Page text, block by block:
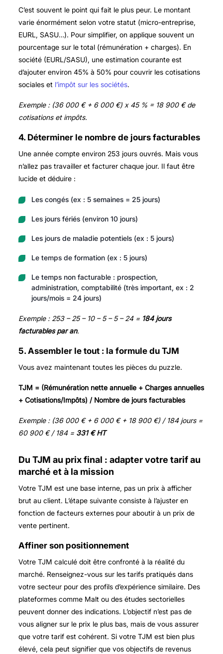
C’est souvent le point qui fait le plus peur. Le montant
varie énormément selon votre statut (micro-entreprise,
EURL, SASU…). Pour simplifier, on applique souvent un
pourcentage sur le total (rémunération + charges). En
société (EURL/SASU), une estimation courante est
d’ajouter environ 45% à 50% pour couvrir les cotisations
sociales et l’impôt sur les sociétés.
Exemple : (36 000 € + 6 000 €) x 45 % = 18 900 € de
cotisations et impôts.
4. Déterminer le nombre de jours facturables
Une année compte environ 253 jours ouvrés. Mais vous
n’allez pas travailler et facturer chaque jour. Il faut être
lucide et déduire :
Les congés (ex : 5 semaines = 25 jours)
Les jours fériés (environ 10 jours)
Les jours de maladie potentiels (ex : 5 jours)
Le temps de formation (ex : 5 jours)
Le temps non facturable : prospection,
administration, comptabilité (très important, ex : 2
jours/mois = 24 jours)
Exemple : 253 – 25 – 10 – 5 – 5 – 24 = 184 jours
facturables par an.
5. Assembler le tout : la formule du TJM
Vous avez maintenant toutes les pièces du puzzle.
TJM = (Rémunération nette annuelle + Charges annuelles
+ Cotisations/Impôts) / Nombre de jours facturables
Exemple : (36 000 € + 6 000 € + 18 900 €) / 184 jours =
60 900 € / 184 = 331 € HT
Du TJM au prix final : adapter votre tarif au
marché et à la mission
Votre TJM est une base interne, pas un prix à afficher
brut au client. L’étape suivante consiste à l’ajuster en
fonction de facteurs externes pour aboutir à un prix de
vente pertinent.
Affiner son positionnement
Votre TJM calculé doit être confronté à la réalité du
marché. Renseignez-vous sur les tarifs pratiqués dans
votre secteur pour des profils d’expérience similaire. Des
plateformes comme Malt ou des études sectorielles
peuvent donner des indications. L’objectif n’est pas de
vous aligner sur le prix le plus bas, mais de vous assurer
que votre tarif est cohérent. Si votre TJM est bien plus
élevé, cela peut signifier que vos objectifs de revenus